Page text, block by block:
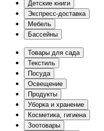
Детские книги
Экспресс-доставка
Мебель
Бассейны
Товары для сада
Текстиль
Посуда
Освещение
Продукты
Уборка и хранение
Косметика, гигиена
Зоотовары